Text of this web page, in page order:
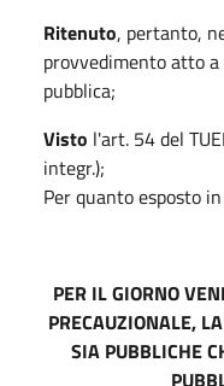
Ritenuto, pertanto,
provvedimento atto
pubblica;
Visto l'art. 54 del
integr.);
Per quanto esposto
PER IL GIORNO
PRECAUZIONALE,
SIA PUBBLICHE